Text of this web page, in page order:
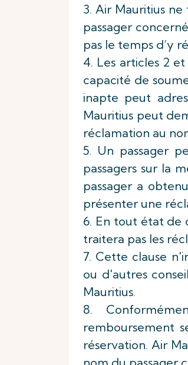
3. Air Mauritius
passager
pas le temps d’y
4. Les articles 2
capacité de
inapte peut
Mauritius peut
réclamation au
5. Un passager
passagers sur la
passager a
présenter une
6. En tout état de
traitera pas les
7. Cette clause
ou d'autres
Mauritius.
8.
remboursement
réservation. Air